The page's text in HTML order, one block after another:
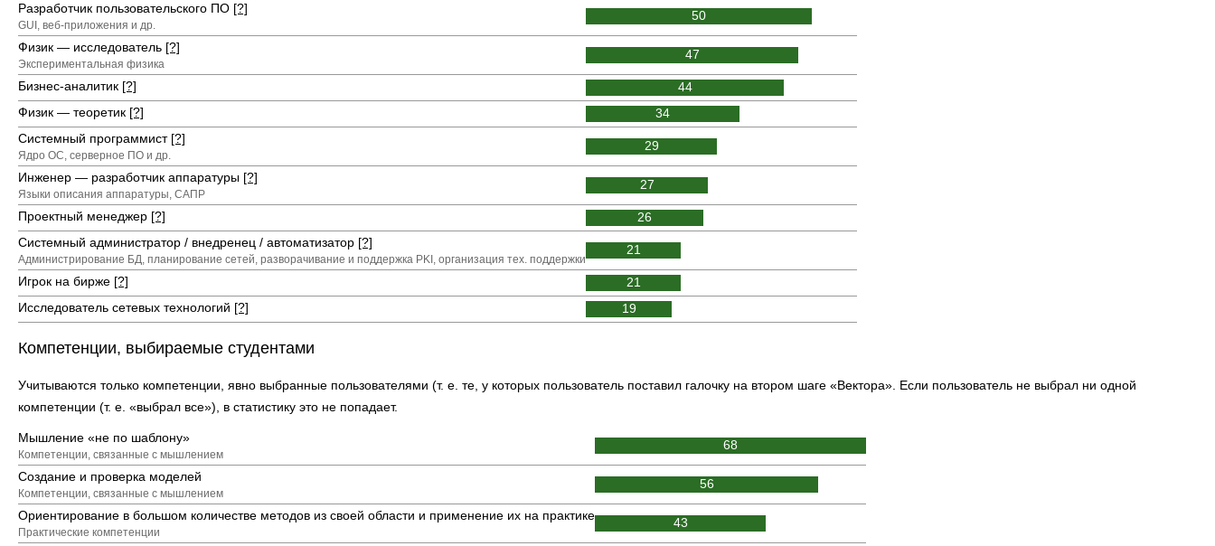
Разработчик пользовательского ПО [?]
GUI, веб-приложения и др.
50
Физик — исследователь [?]
Экспериментальная физика
47
Бизнес-аналитик [?]
44
Физик — теоретик [?]
34
Системный программист [?]
Ядро ОС, серверное ПО и др.
29
Инженер — разработчик аппаратуры [?]
Языки описания аппаратуры, САПР
27
Проектный менеджер [?]
26
Системный администратор / внедренец / автоматизатор [?]
Администрирование БД, планирование сетей, разворачивание и поддержка PKI, организация тех. поддержки
21
Игрок на бирже [?]
21
Исследователь сетевых технологий [?] 19
Компетенции, выбираемые студентами
Учитываются только компетенции, явно выбранные пользователями (т. е. те, у которых пользователь поставил галочку на втором шаге «Вектора». Если пользователь не выбрал ни одной
компетенции (т. е. «выбрал все»), в статистику это не попадает.
Мышление «не по шаблону»
Компетенции, связанные с мышлением
68
Создание и проверка моделей
Компетенции, связанные с мышлением
56
Ориентирование в большом количестве методов из своей области и применение их на практике
Практические компетенции
43